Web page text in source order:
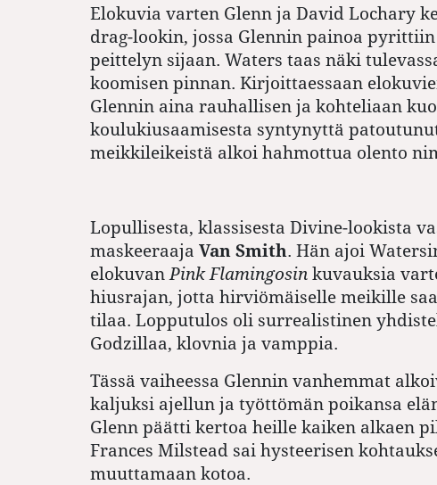
Elokuvia varten Glenn ja David Lochary
drag-lookin, jossa Glennin painoa
peittelyn sijaan. Waters taas näki
koomisen pinnan. Kirjoittaessaan
Glennin aina rauhallisen ja kohteliaan
koulukiusaamisesta syntynyttä
meikkileikeistä alkoi hahmottua olento
Lopullisesta, klassisesta Divine-lookista
maskeeraaja Van Smith. Hän ajoi
elokuvan Pink Flamingosin kuvauksia
hiusrajan, jotta hirviömäiselle meikille
tilaa. Lopputulos oli surrealistinen
Godzillaa, klovnia ja vamppia.
Tässä vaiheessa Glennin vanhemmat
kaljuksi ajellun ja työttömän poikansa
Glenn päätti kertoa heille kaiken alkaen
Frances Milstead sai hysteerisen
muuttamaan kotoa.